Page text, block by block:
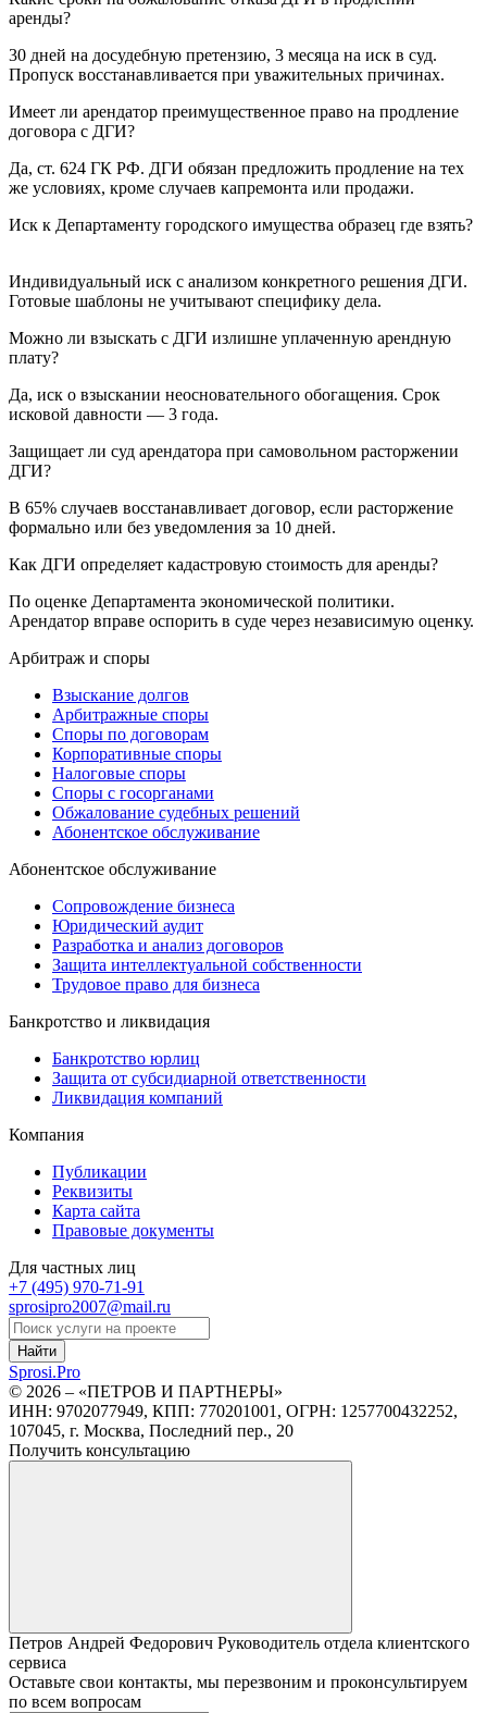
аренды?
30 дней на досудебную претензию, 3 месяца на иск в суд.
Пропуск восстанавливается при уважительных причинах.
Имеет ли арендатор преимущественное право на продление
договора с ДГИ?
Да, ст. 624 ГК РФ. ДГИ обязан предложить продление на тех
же условиях, кроме случаев капремонта или продажи.
Иск к Департаменту городского имущества образец где взять?
Индивидуальный иск с анализом конкретного решения ДГИ.
Готовые шаблоны не учитывают специфику дела.
Можно ли взыскать с ДГИ излишне уплаченную арендную
плату?
Да, иск о взыскании неосновательного обогащения. Срок
исковой давности — 3 года.
Защищает ли суд арендатора при самовольном расторжении
ДГИ?
В 65% случаев восстанавливает договор, если расторжение
формально или без уведомления за 10 дней.
Как ДГИ определяет кадастровую стоимость для аренды?
По оценке Департамента экономической политики.
Арендатор вправе оспорить в суде через независимую оценку.
Арбитраж и споры
Взыскание долгов
Арбитражные споры
Споры по договорам
Корпоративные споры
Налоговые споры
Споры с госорганами
Обжалование судебных решений
Абонентское обслуживание
Абонентское обслуживание
Сопровождение бизнеса
Юридический аудит
Разработка и анализ договоров
Защита интеллектуальной собственности
Трудовое право для бизнеса
Банкротство и ликвидация
Банкротство юрлиц
Защита от субсидиарной ответственности
Ликвидация компаний
Компания
Публикации
Реквизиты
Карта сайта
Правовые документы
Для частных лиц
+7 (495) 970-71-91
sprosipro2007@mail.ru
Найти
Sprosi.Pro
© 2026 – «ПЕТРОВ И ПАРТНЕРЫ»
ИНН: 9702077949, КПП: 770201001, ОГРН: 1257700432252,
107045, г. Москва, Последний пер., 20
Получить консультацию
Петров Андрей Федорович Руководитель отдела клиентского
сервиса
Оставьте свои контакты, мы перезвоним и проконсультируем
по всем вопросам